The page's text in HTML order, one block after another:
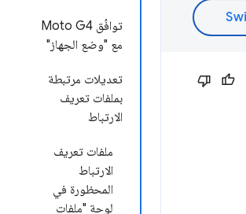
توافُق Moto G4
مع "وضع الجهاز"
تعديلات مرتبطة
بملفات تعريف
الارتباط
ملفات تعريف
الارتباط
المحظورة في
لوحة "ملفات